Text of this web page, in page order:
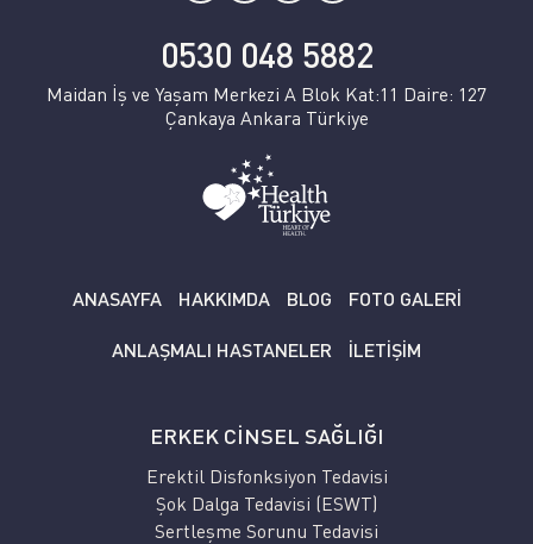
0530 048 5882
Maidan İş ve Yaşam Merkezi A Blok Kat:11 Daire: 127
Çankaya Ankara Türkiye
ANASAYFA HAKKIMDA BLOG FOTO GALERİ
ANLAŞMALI HASTANELER İLETİŞİM
ERKEK CİNSEL SAĞLIĞI
Erektil Disfonksiyon Tedavisi
Şok Dalga Tedavisi (ESWT)
Sertleşme Sorunu Tedavisi